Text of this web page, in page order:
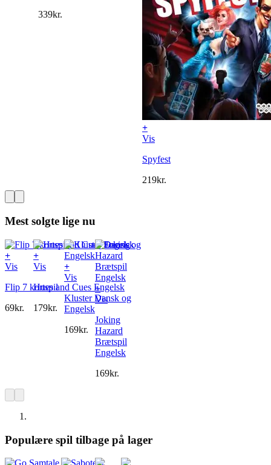
339kr.
+
Vis
Spyfest
219kr.
Mest solgte lige nu
+
Vis
Flip 7 kortspil
69kr.
+
Vis
Hues and Cues Engelsk
179kr.
+
Vis
Kluster Dansk og
Engelsk
169kr.
+
Vis
Joking
Hazard
Brætspil
Engelsk
169kr.
Populære spil tilbage på lager